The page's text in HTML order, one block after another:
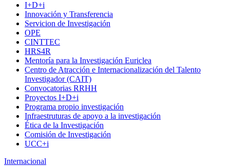
I+D+i
Innovación y Transferencia
Servicion de Investigación
OPE
CINTTEC
HRS4R
Mentoría para la Investigación Euriclea
Centro de Atracción e Internacionalización del Talento
Investigador (CAIT)
Convocatorias RRHH
Proyectos I+D+i
Programa propio investigación
Infraestruturas de apoyo a la investigación
Ética de la Investigación
Comisión de Investigación
UCC+i
Internacional